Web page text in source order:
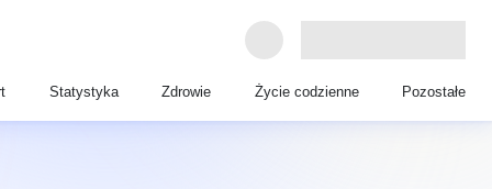
Statystyka Zdrowie Życie codzienne Pozostałe